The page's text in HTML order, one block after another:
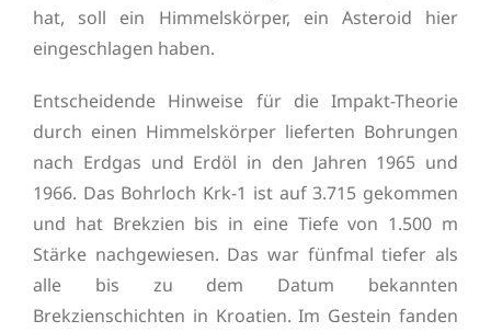
hat, soll ein Himmelskörper, ein Asteroid hier
eingeschlagen haben.
Entscheidende Hinweise für die Impakt-Theorie
durch einen Himmelskörper lieferten Bohrungen
nach Erdgas und Erdöl in den Jahren 1965 und
1966. Das Bohrloch Krk-1 ist auf 3.715 gekommen
und hat Brekzien bis in eine Tiefe von 1.500 m
Stärke nachgewiesen. Das war fünfmal tiefer als
alle bis zu dem Datum bekannten
Brekzienschichten in Kroatien. Im Gestein fanden